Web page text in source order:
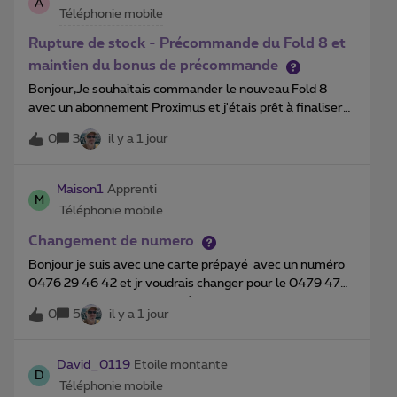
de réponse car le dossier n’a aparrement pas avancer et
part!!! Résultat des
A
Téléphonie mobile
Rupture de stock - Précommande du Fold 8 et
maintien du bonus de précommande
Bonjour,Je souhaitais commander le nouveau Fold 8
avec un abonnement Proximus et j'étais prêt à finaliser
ma commande, mais je constate qu'il n'est actuellement
plus en stock sur le site.Pourriez-vous m'indiquer si le
m'inquiète de savoir si je risque de perdre le bonus de
précommande en raison de cette rupture de stock,
sachant qu'aucune information n'est communiquée à ce
sujet.En vous remerciant par avance pour votre aide et
vos éclaircissements.Bien cordialement,Anthony,
0 3 il y a 1 jour
M
Maison1 Apprenti
Téléphonie mobile
Changement de numero
Bonjour je suis avec une carte prépayé avec un numéro
0476 29 46 42 et jr voudrais changer pour le 0479 47
05 07 qui est mon bon numéro avec abonnement ce
denier a cassé lors de l’enlevement de mon smartphone
merciBien à vous Cordialement
0 5 il y a 1 jour
D
David_0119 Etoile montante
Téléphonie mobile